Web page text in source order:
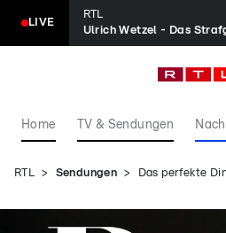
LIVE
RTL
Ulrich Wetzel - Das
Home TV & Sendungen
RTL Sendungen Das perfekte